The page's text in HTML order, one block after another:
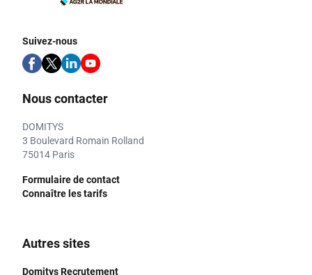
Suivez-nous
Nous contacter
DOMITYS
3 Boulevard Romain Rolland
75014 Paris
Formulaire de contact
Connaître les tarifs
Autres sites
Domitys Recrutement